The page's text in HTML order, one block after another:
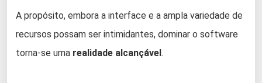
A propósito, embora a interface e a ampla variedade de
recursos possam ser intimidantes, dominar o software
torna-se uma realidade alcançável.